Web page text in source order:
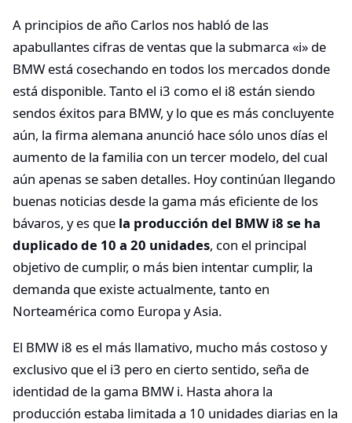
A principios de año Carlos nos habló de las
apabullantes cifras de ventas que la submarca «i» de
BMW está cosechando en todos los mercados donde
está disponible. Tanto el i3 como el i8 están siendo
sendos éxitos para BMW, y lo que es más concluyente
aún, la firma alemana anunció hace sólo unos días el
aumento de la familia con un tercer modelo, del cual
aún apenas se saben detalles. Hoy continúan llegando
buenas noticias desde la gama más eficiente de los
bávaros, y es que la producción del BMW i8 se ha
duplicado de 10 a 20 unidades, con el principal
objetivo de cumplir, o más bien intentar cumplir, la
demanda que existe actualmente, tanto en
Norteamérica como Europa y Asia.
El BMW i8 es el más llamativo, mucho más costoso y
exclusivo que el i3 pero en cierto sentido, seña de
identidad de la gama BMW i. Hasta ahora la
producción estaba limitada a 10 unidades diarias en la